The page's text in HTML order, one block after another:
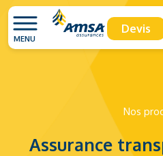
MENU
Devis
Nos
Assurance